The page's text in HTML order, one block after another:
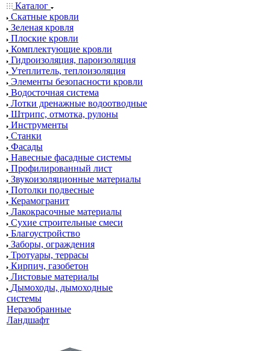
Каталог
Скатные кровли
Зеленая кровля
Плоские кровли
Комплектующие кровли
Гидроизоляция, пароизоляция
Утеплитель, теплоизоляция
Элементы безопасности кровли
Водосточная система
Лотки дренажные водоотводные
Штрипс, отмотка, рулоны
Инструменты
Станки
Фасады
Навесные фасадные системы
Профилированный лист
Звукоизоляционные материалы
Потолки подвесные
Керамогранит
Лакокрасочные материалы
Сухие строительные смеси
Благоустройство
Заборы, ограждения
Тротуары, террасы
Кирпич, газобетон
Листовые материалы
Дымоходы, дымоходные
системы
Неразобранные
Ландшафт